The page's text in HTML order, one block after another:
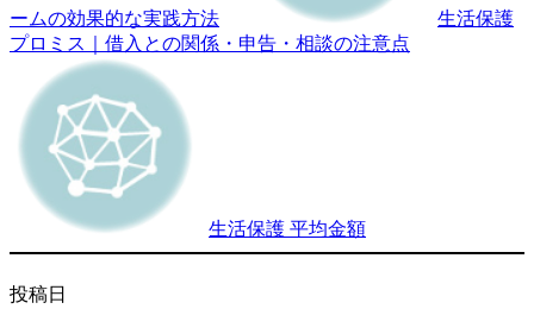
ームの効果的な実践方法
生活保護
プロミス｜借入との関係・申告・相談の注意点
生活保護 平均金額
投稿日